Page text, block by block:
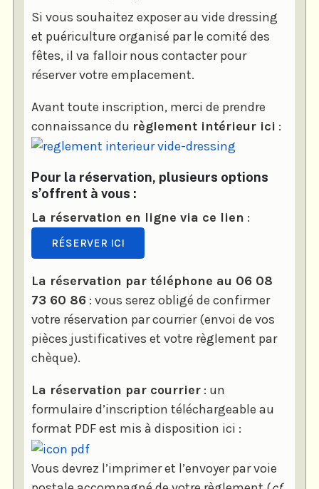
Si vous souhaitez exposer au vide dressing
et puériculture organisé par le comité des
fêtes, il va falloir nous contacter pour
réserver votre emplacement.
Avant toute inscription, merci de prendre
connaissance du règlement intérieur ici :
Pour la réservation, plusieurs options
s’offrent à vous :
La réservation en ligne via ce lien :
RÉSERVER ICI
La réservation par téléphone au 06 08
73 60 86 : vous serez obligé de confirmer
votre réservation par courrier (envoi de vos
pièces justificatives et votre règlement par
chèque).
La réservation par courrier : un
formulaire d’inscription téléchargeable au
format PDF est mis à disposition ici :
Vous devrez l’imprimer et l’envoyer par voie